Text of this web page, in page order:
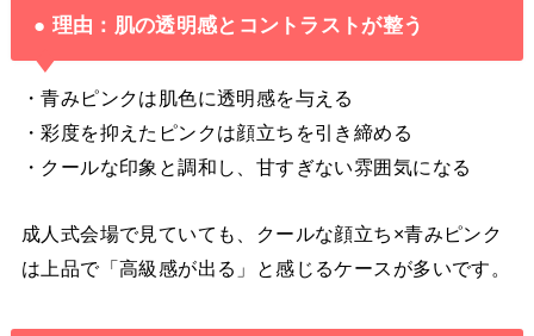
● 理由：肌の透明感とコントラストが整う
・青みピンクは肌色に透明感を与える
・彩度を抑えたピンクは顔立ちを引き締める
・クールな印象と調和し、甘すぎない雰囲気になる
成人式会場で見ていても、クールな顔立ち×青みピンク
は上品で「高級感が出る」と感じるケースが多いです。